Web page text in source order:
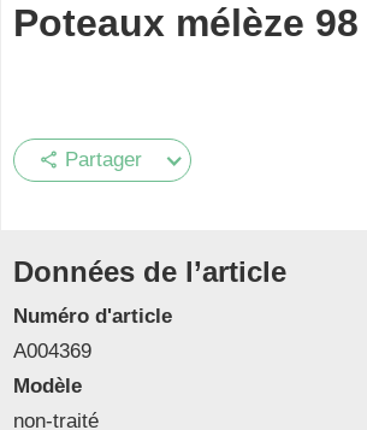
Poteaux mélèze
share Partager
Données de l’article
Numéro d'article
A004369
Modèle
non-traité